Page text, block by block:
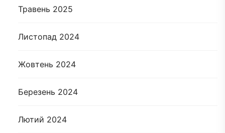
Травень 2025
Листопад 2024
Жовтень 2024
Березень 2024
Лютий 2024